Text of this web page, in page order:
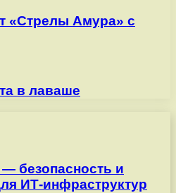
«Стрелы Амура» с
в лаваше
безопасность и
ИТ-инфраструктур